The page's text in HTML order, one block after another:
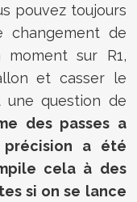
pouvez toujours
de
sur R1,
et casser le
une question de
des passes a
a été
cela à des
si on se lance